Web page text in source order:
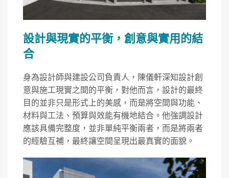
設計與現實的平衡，創意與實用的結
合
身為設計師與建設公司負責人，陳儀軒深知設計創
意與施工現實之間的平衡，對他而言，設計的最終
目的並非只是形式上的美感，而是將空間與功能、
材料與工法、預算與效能有機地結合。他強調設計
應該具備完整度，並非單純平衡兩者，而是將兩者
的經驗互補，最終讓空間呈現出最真實的面貌。